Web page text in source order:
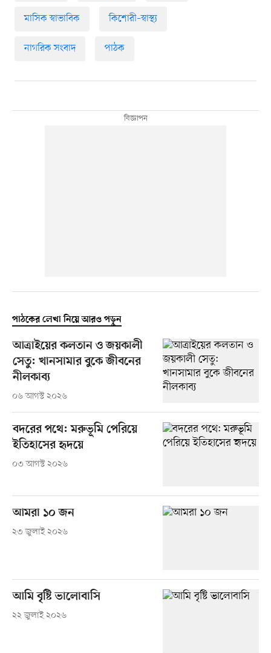
মাসিক স্বাভাবিক কিশোরী–স্বাস্থ্য
নাগরিক সংবাদ পাঠক
পাঠকের লেখা নিয়ে আরও পড়ুন
আত্রাইয়ের কলতান ও জয়কালী
সেতু: খানসামার বুকে জীবনের
নীলকাব্য
০৬ আগস্ট ২০২৬
বদরের পথে: মরুভূমি পেরিয়ে
ইতিহাসের হৃদয়ে
০৩ আগস্ট ২০২৬
আমরা ১০ জন
২৩ জুলাই ২০২৬
আমি বৃষ্টি ভালোবাসি
২২ জুলাই ২০২৬